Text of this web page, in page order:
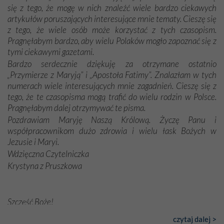
się z tego, że mogę w nich znaleźć wiele bardzo ciekawych
artykułów poruszających interesujące mnie tematy. Cieszę się
z tego, że wiele osób może korzystać z tych czasopism.
Pragnęłabym bardzo, aby wielu Polaków mogło zapoznać się z
tymi ciekawymi gazetami.
Bardzo serdecznie dziękuję za otrzymane ostatnio
„Przymierze z Maryją” i „Apostoła Fatimy”. Znalazłam w tych
numerach wiele interesujących mnie zagadnień. Cieszę się z
tego, że te czasopisma mogą trafić do wielu rodzin w Polsce.
Pragnęłabym dalej otrzymywać te pisma.
Pozdrawiam Maryję Naszą Królową. Życzę Panu i
współpracownikom dużo zdrowia i wielu łask Bożych w
Jezusie i Maryi.
Wdzięczna Czytelniczka
Krystyna z Pruszkowa
Szczęść Boże!
Bardzo dziękuję za przysyłanie mi „Przymierza z Maryją”. Jest
czytaj dalej >